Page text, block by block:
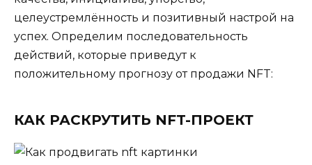
целеустремлённость и позитивный настрой на
успех. Определим последовательность
действий, которые приведут к
положительному прогнозу от продажи NFT:
КАК РАСКРУТИТЬ NFT-ПРОЕКТ